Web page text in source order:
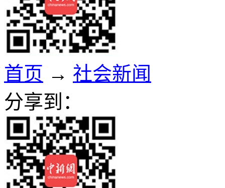
首页 → 社会新闻
分享到：